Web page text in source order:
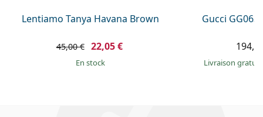
Lentiamo Tanya Havana Brown
45,00 € 22,05 €
en stock
Gucci
Livraison